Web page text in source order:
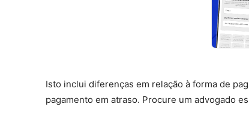
Isto inclui diferenças em relação à forma de
pagamento em atraso. Procure um advogado